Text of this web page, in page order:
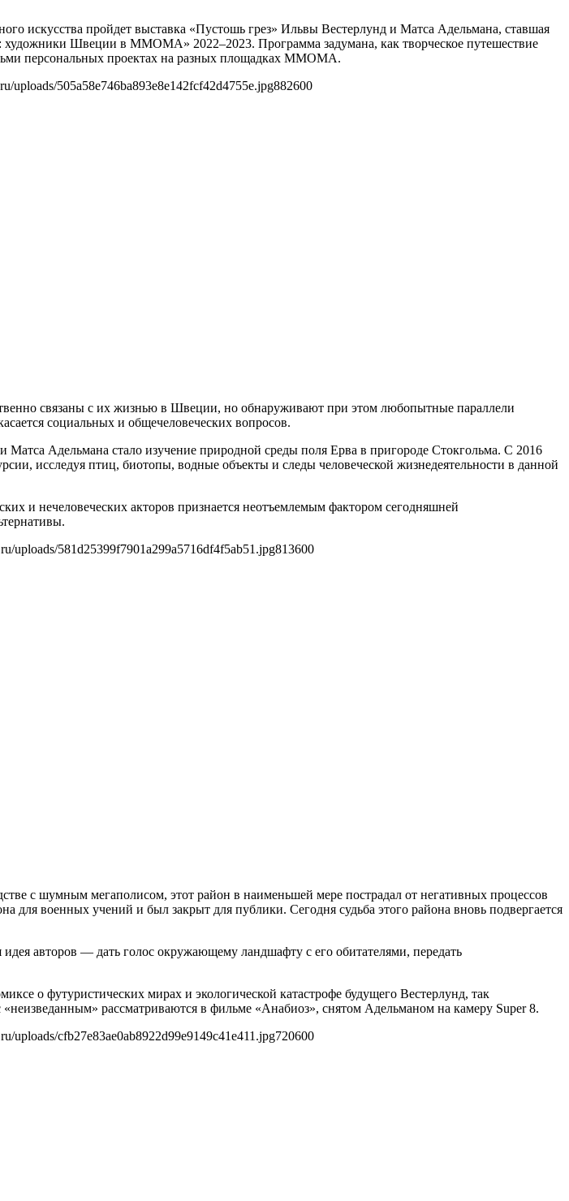
искусства пройдет выставка «Пустошь грез» Ильвы Вестерлунд и Матса Адельмана, ставшая
Швеции в ММОМА» 2022–2023. Программа задумана, как творческое путешествие
персональных проектах на разных площадках ММОМА.
uploads/505a58e746ba893e8e142fcf42d4755e.jpg882600
связаны с их жизнью в Швеции, но обнаруживают при этом любопытные параллели
социальных и общечеловеческих вопросов.
Адельмана стало изучение природной среды поля Ерва в пригороде Стокгольма. С 2016
исследуя птиц, биотопы, водные объекты и следы человеческой жизнедеятельности в данной
и нечеловеческих акторов признается неотъемлемым фактором сегодняшней
uploads/581d25399f7901a299a5716df4f5ab51.jpg813600
с шумным мегаполисом, этот район в наименьшей мере пострадал от негативных процессов
для военных учений и был закрыт для публики. Сегодня судьба этого района вновь подвергается
авторов — дать голос окружающему ландшафту с его обитателями, передать
о футуристических мирах и экологической катастрофе будущего Вестерлунд, так
рассматриваются в фильме «Анабиоз», снятом Адельманом на камеру Super 8.
uploads/cfb27e83ae0ab8922d99e9149c41e411.jpg720600